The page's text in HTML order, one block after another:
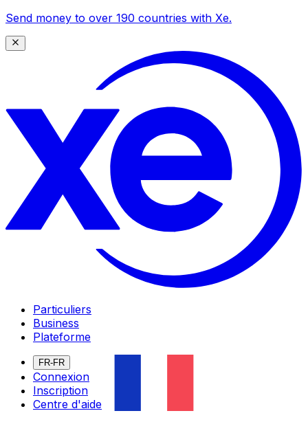
Send money to over 190 countries with Xe.
Particuliers
Business
Plateforme
FR-FR
Connexion
Inscription
Centre d'aide